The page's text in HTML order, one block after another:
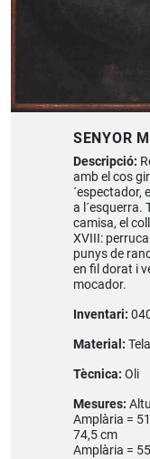
SENYOR
Descripció:
amb el cos
´espectador,
a l´esquerra.
camisa, el
XVIII:
punys de
en fil dorat i
mocador.
Inventari:
Material: Tela
Tècnica: Oli
Mesures:
Amplària =
74,5 cm
Amplària =